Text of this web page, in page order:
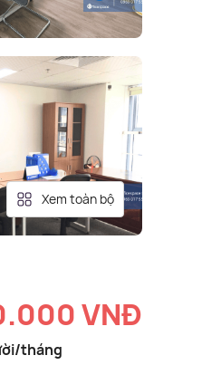
Xem toàn bộ
VNĐ
tháng